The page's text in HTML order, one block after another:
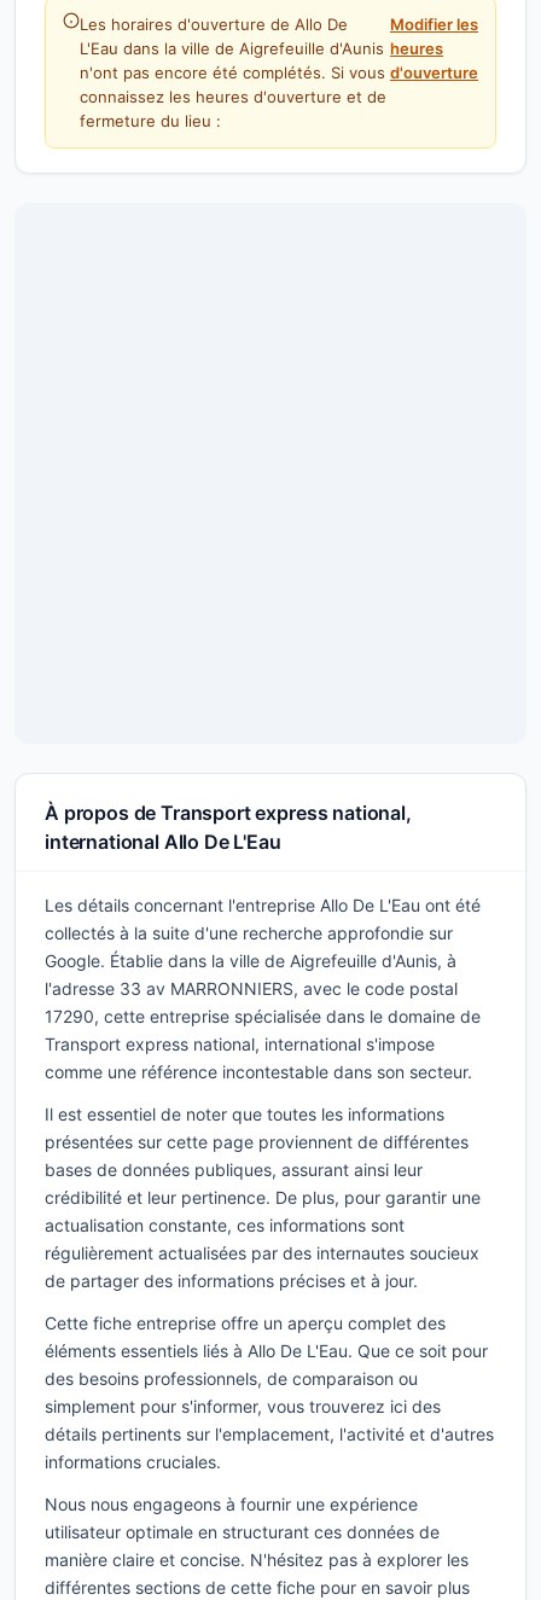
Les horaires d'ouverture de Allo De
L'Eau dans la ville de Aigrefeuille d'Aunis
n'ont pas encore été complétés. Si vous
connaissez les heures d'ouverture et de
fermeture du lieu :
Modifier les
heures
d'ouverture
À propos de Transport express national,
international Allo De L'Eau
Les détails concernant l'entreprise Allo De L'Eau ont été
collectés à la suite d'une recherche approfondie sur
Google. Établie dans la ville de Aigrefeuille d'Aunis, à
l'adresse 33 av MARRONNIERS, avec le code postal
17290, cette entreprise spécialisée dans le domaine de
Transport express national, international s'impose
comme une référence incontestable dans son secteur.
Il est essentiel de noter que toutes les informations
présentées sur cette page proviennent de différentes
bases de données publiques, assurant ainsi leur
crédibilité et leur pertinence. De plus, pour garantir une
actualisation constante, ces informations sont
régulièrement actualisées par des internautes soucieux
de partager des informations précises et à jour.
Cette fiche entreprise offre un aperçu complet des
éléments essentiels liés à Allo De L'Eau. Que ce soit pour
des besoins professionnels, de comparaison ou
simplement pour s'informer, vous trouverez ici des
détails pertinents sur l'emplacement, l'activité et d'autres
informations cruciales.
Nous nous engageons à fournir une expérience
utilisateur optimale en structurant ces données de
manière claire et concise. N'hésitez pas à explorer les
différentes sections de cette fiche pour en savoir plus